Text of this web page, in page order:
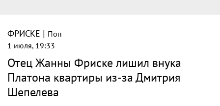
ФРИСКЕ | Поп
1 июля, 19:33
Отец Жанны Фриске лишил внука
Платона квартиры из-за Дмитрия
Шепелева